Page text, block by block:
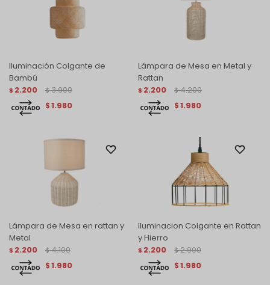
Iluminación Colgante de
Bambú
$ 2.200 $ 3.900
$1.980
Lámpara de Mesa en Metal y
Rattan
$ 2.200 $ 4.200
$1.980
Lámpara de Mesa en rattan y
Metal
$ 2.200 $ 4.100
$1.980
Iluminacion Colgante en Rattan
y Hierro
$ 2.200 $ 2.900
$1.980